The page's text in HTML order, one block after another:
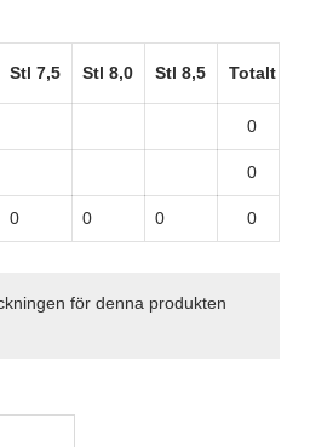
Stl 7,5 Stl 8,0 Stl 8,5 Totalt
0
0
0 0 0 0
för denna produkten